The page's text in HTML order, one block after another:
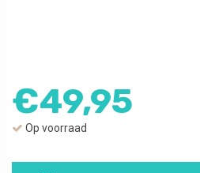
€49,95
Op voorraad
Slang